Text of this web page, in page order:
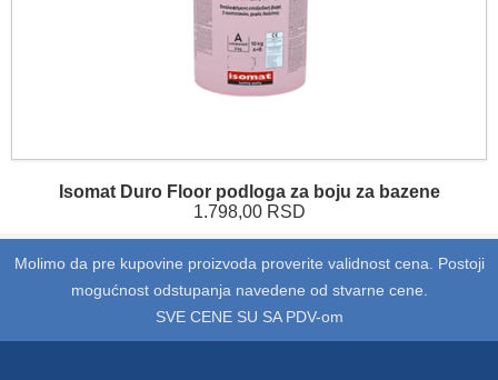
Isomat Duro Floor podloga za boju za bazene
1.798,00 RSD
Molimo da pre kupovine proizvoda proverite validnost cena. Postoji
mogućnost odstupanja navedene od stvarne cene.
SVE CENE SU SA PDV-om